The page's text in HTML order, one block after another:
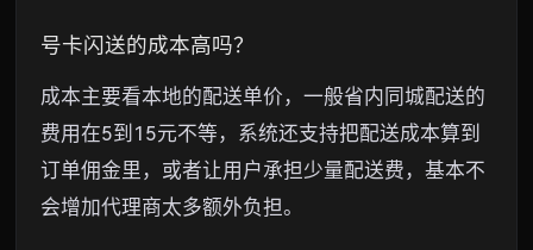
号卡闪送的成本高吗？
成本主要看本地的配送单价，一般省内同城配送的
费用在5到15元不等，系统还支持把配送成本算到
订单佣金里，或者让用户承担少量配送费，基本不
会增加代理商太多额外负担。